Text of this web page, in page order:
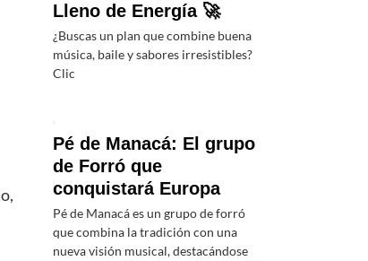
Lleno de Energía 🚀
¿Buscas un plan que combine buena
música, baile y sabores irresistibles?
Clic
Pé de Manacá: El grupo
de Forró que
conquistará Europa
Pé de Manacá es un grupo de forró
que combina la tradición con una
nueva visión musical, destacándose